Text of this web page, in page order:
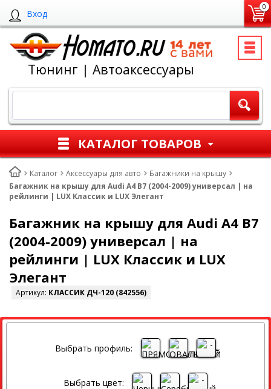
Вход
0
Тюнинг | Автоаксессуары
КАТАЛОГ ТОВАРОВ
Каталог Аксессуары для авто
Багажники на крышу
Багажник на крышу для Audi A4 B7 (2004-2009) универсал | на
рейлинги | LUX Классик и LUX Элегант
Багажник на крышу для Audi A4 B7
(2004-2009) универсал | на
рейлинги | LUX Классик и LUX
Элегант
Артикул: КЛАССИК ДЧ-120 (842556)
СКИДКА
Выбрать профиль:
Выбрать цвет: